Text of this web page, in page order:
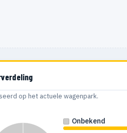
op het actuele wagenpark.
Onbekend